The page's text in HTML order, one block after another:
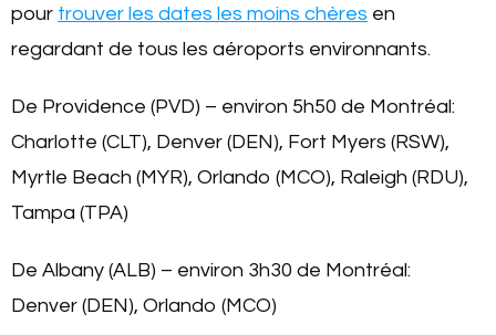
pour trouver les dates les moins chères en
regardant de tous les aéroports environnants.
De Providence (PVD) – environ 5h50 de Montréal:
Charlotte (CLT), Denver (DEN), Fort Myers (RSW),
Myrtle Beach (MYR), Orlando (MCO), Raleigh (RDU),
Tampa (TPA)
De Albany (ALB) – environ 3h30 de Montréal:
Denver (DEN), Orlando (MCO)